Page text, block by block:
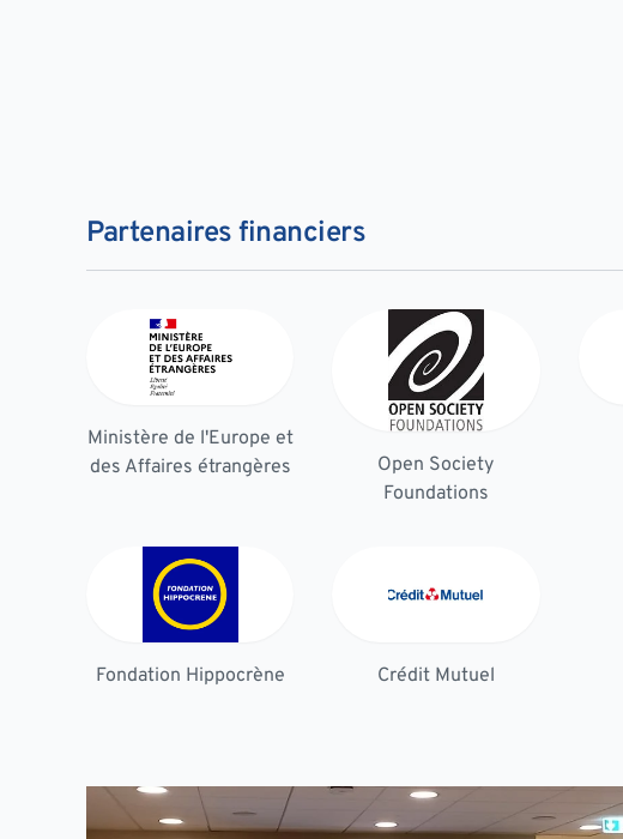
Partenaires financiers
Ministère de l'Europe et
des Affaires étrangères
Open Society
Foundations
Fondation Hippocrène Crédit Mutuel